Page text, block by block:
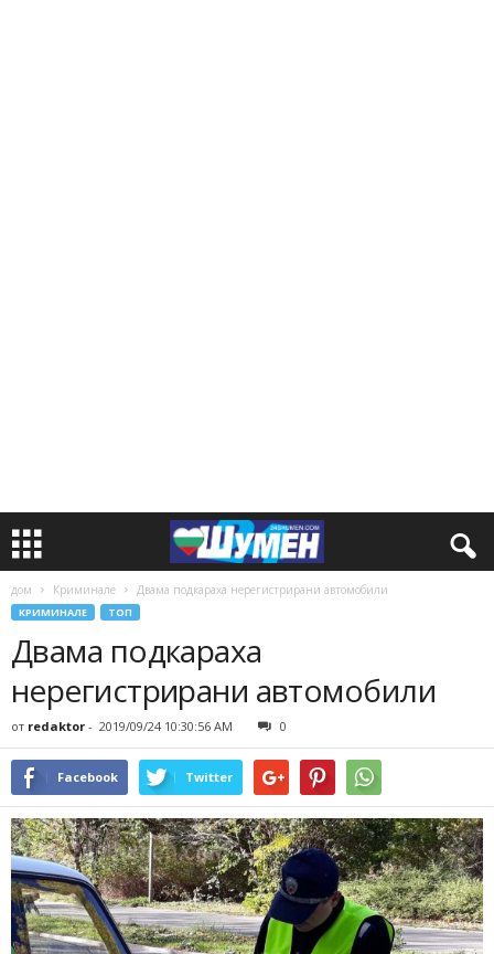
дом Криминале Двама подкараха нерегистрирани автомобили
КРИМИНАЛЕ ТОП
Двама подкараха
нерегистрирани автомобили
от redaktor - 2019/09/24 10:30:56 AM 0
Facebook Twitter